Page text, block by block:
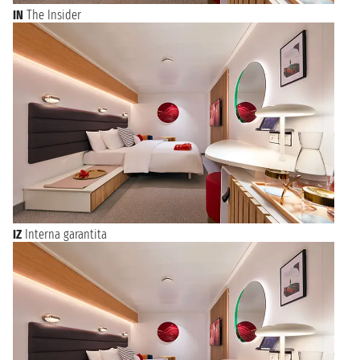
IN The Insider
IZ Interna garantita